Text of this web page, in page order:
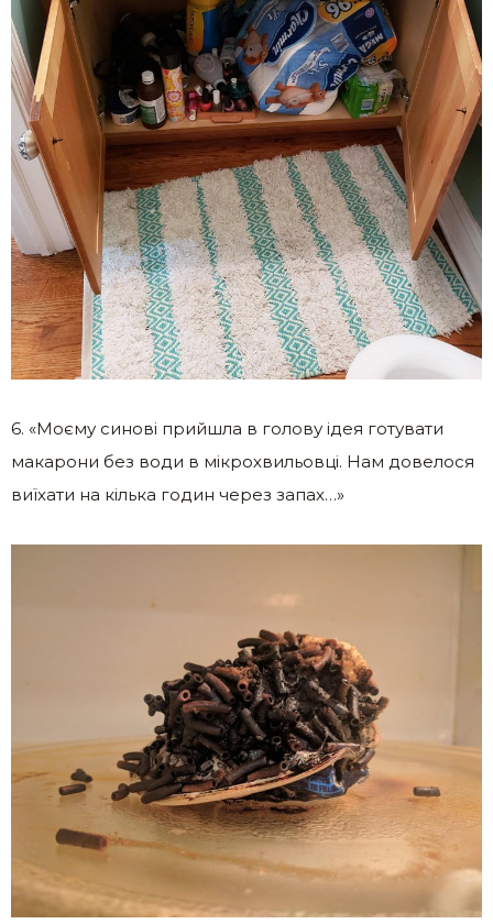
6. «Моєму синові прийшла в голову ідея готувати
макарони без води в мікрохвильовці. Нам довелося
виїхати на кілька годин через запах…»